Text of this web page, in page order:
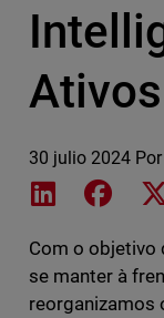
Ativos
30 julio 2024 Por
Share on
Com o objetivo
se manter à
reorganizamos